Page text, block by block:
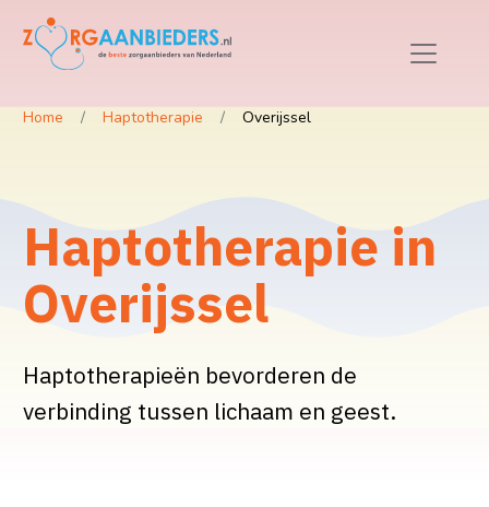
Home Haptotherapie Overijssel
Haptotherapie in
Overijssel
Haptotherapieën bevorderen de
verbinding tussen lichaam en geest.